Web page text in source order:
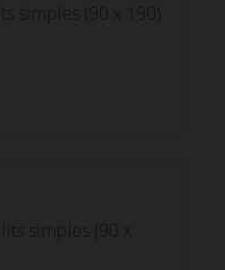
simples (90 x 190)
simples (90 x